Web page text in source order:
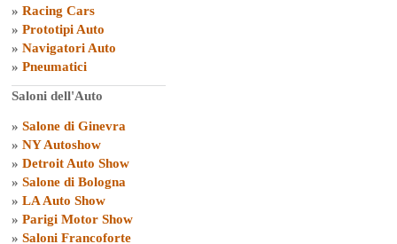
» Racing Cars
» Prototipi Auto
» Navigatori Auto
» Pneumatici
Saloni dell'Auto
» Salone di Ginevra
» NY Autoshow
» Detroit Auto Show
» Salone di Bologna
» LA Auto Show
» Parigi Motor Show
» Saloni Francoforte